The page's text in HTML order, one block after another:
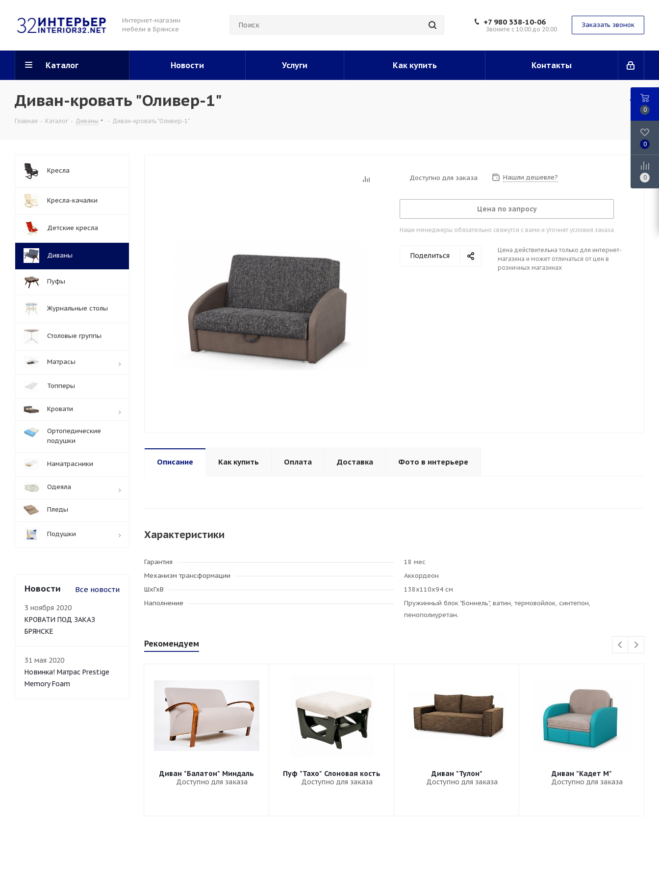
Интернет-магазин
мебели в Брянске
+7 980 338-10-06
Звоните с 10:00 до 20:00
Заказать звонок
Каталог Новости Услуги Как купить Контакты
Диван-кровать "Оливер-1"
Главная - Каталог - Диваны - Диван-кровать "Оливер-1"
Доступно для заказа Нашли дешевле?
Цена по запросу
Наши менеджеры обязательно свяжутся с вами и уточнят условия заказа
Поделиться
Цена действительна только для интернет-
магазина и может отличаться от цен в
розничных магазинах
Описание Как купить Оплата Доставка Фото в интерьере
Характеристики
Гарантия
18 мес
Механизм трансформации
Аккордеон
ШхГхВ
138х110х94 см
Наполнение
Пружинный блок "Боннель", ватин, термовойлок, синтепон,
пенополиуретан.
Рекомендуем
Диван "Балатон" Миндаль
Доступно для заказа
Пуф "Тахо" Слоновая кость
Доступно для заказа
Диван "Тулон"
Доступно для заказа
Диван "Кадет М"
Доступно для заказа
Кресла
Кресла-качалки
Детские кресла
Диваны
Пуфы
Журнальные столы
Столовые группы
Матрасы
Топперы
Кровати
Ортопедические
подушки
Наматрасники
Одеяла
Пледы
Подушки
Новости Все новости
3 ноября 2020
КРОВАТИ ПОД ЗАКАЗ
БРЯНСКЕ
31 мая 2020
Новинка! Матрас Prestige
Memory Foam
0
0
0